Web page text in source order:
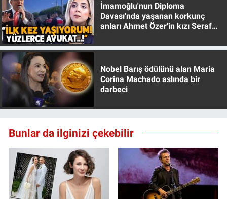
İmamoğlu'nun Diploma
Davası'nda yaşanan korkunç
anları Ahmet Özer'in kızı Seraf
Nobel Barış ödülünü alan Maria
Corina Machado aslında bir
darbeci
Bunlar da ilginizi çekebilir
Canlı Yayın